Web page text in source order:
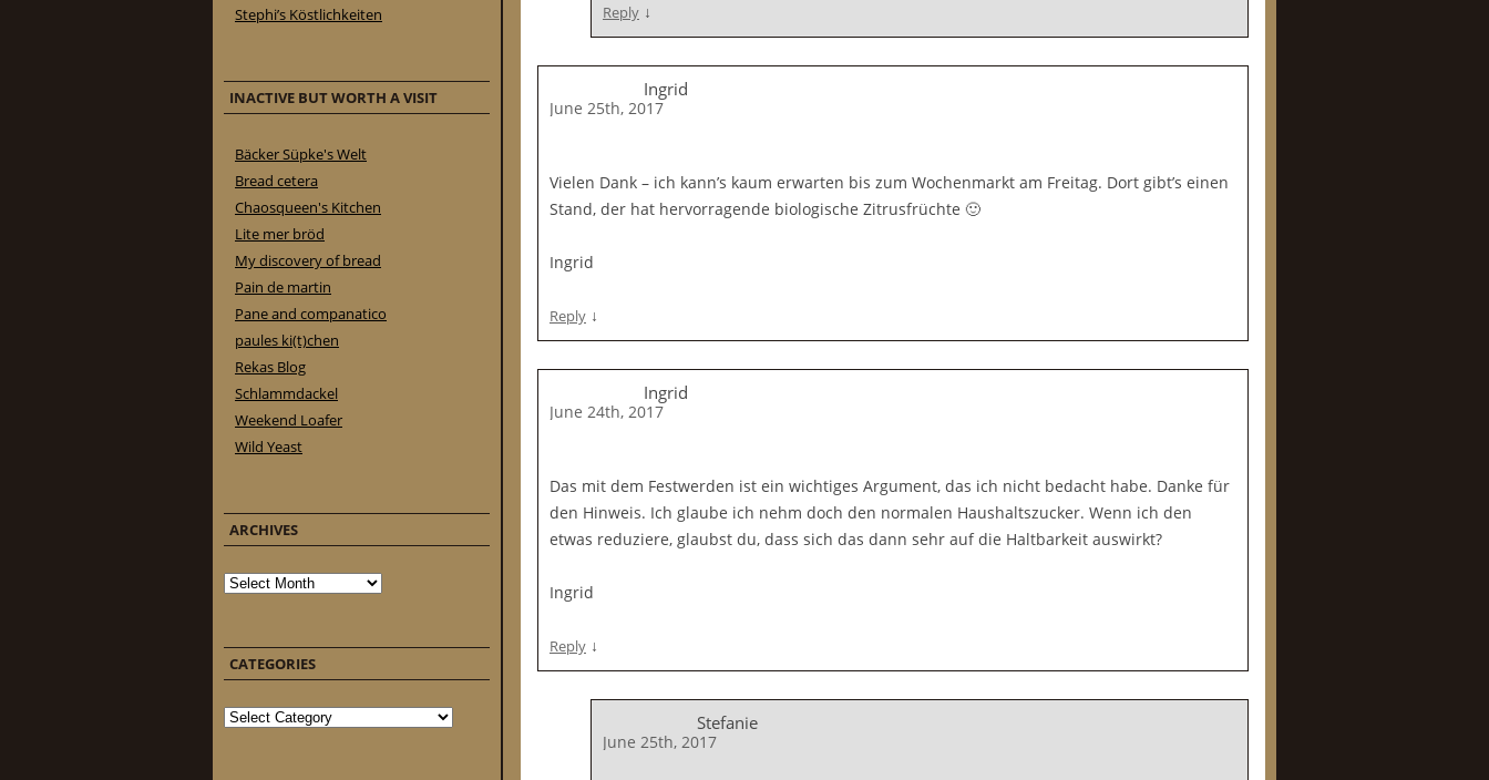
Reply ↓
Ingrid
June 25th, 2017
Vielen Dank – ich kann’s kaum erwarten bis zum Wochenmarkt am Freitag. Dort gibt’s einen
Stand, der hat hervorragende biologische Zitrusfrüchte 🙂
Ingrid
Reply ↓
Ingrid
June 24th, 2017
Das mit dem Festwerden ist ein wichtiges Argument, das ich nicht bedacht habe. Danke für
den Hinweis. Ich glaube ich nehm doch den normalen Haushaltszucker. Wenn ich den
etwas reduziere, glaubst du, dass sich das dann sehr auf die Haltbarkeit auswirkt?
Ingrid
Reply ↓
Stefanie
June 25th, 2017
Stephi’s Köstlichkeiten
INACTIVE BUT WORTH A VISIT
Bäcker Süpke's Welt
Bread cetera
Chaosqueen's Kitchen
Lite mer bröd
My discovery of bread
Pain de martin
Pane and companatico
paules ki(t)chen
Rekas Blog
Schlammdackel
Weekend Loafer
Wild Yeast
ARCHIVES
Archives
CATEGORIES
Categories